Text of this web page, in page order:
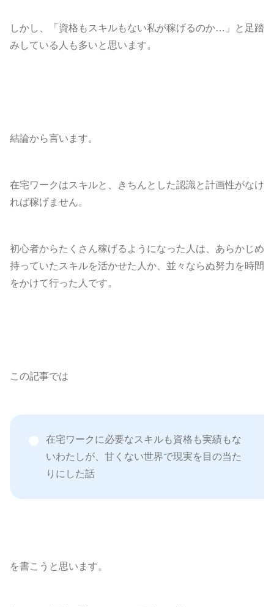
しかし、「資格もスキルもない私が稼げるのか…」と足踏
みしている人も多いと思います。
結論から言います。
在宅ワークはスキルと、きちんとした認識と計画性がなけ
れば稼げません。
初心者からたくさん稼げるようになった人は、あらかじめ
持っていたスキルを活かせた人か、並々ならぬ努力を時間
をかけて行った人です。
この記事では
在宅ワークに必要なスキルも資格も実績もな
いわたしが、甘くない世界で現実を目の当た
りにした話
を書こうと思います。